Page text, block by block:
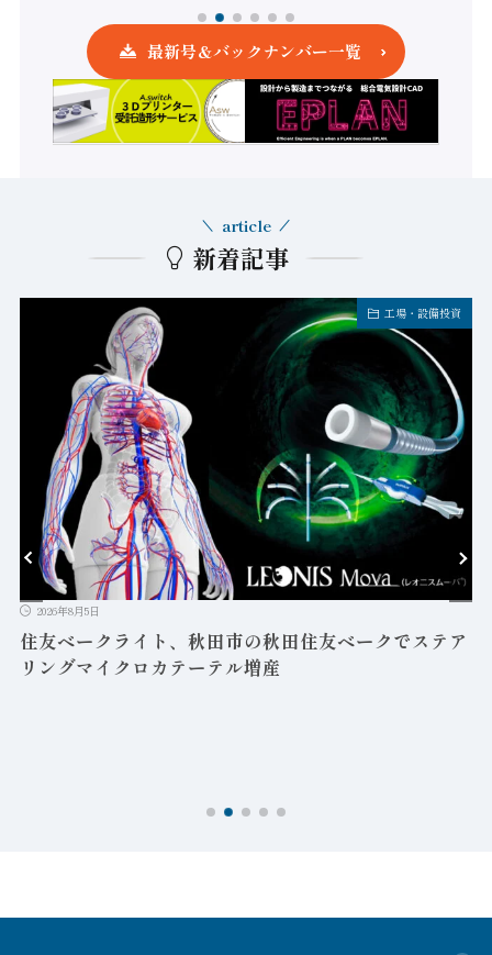
最新号＆バックナンバー一覧
新着記事
article
工場・設備投資
2026年8月5日
住友ベークライト、秋田市の秋田住友ベークでステア
リングマイクロカテーテル増産